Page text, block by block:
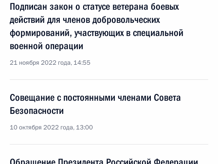
Подписан закон о статусе ветерана боевых
действий для членов добровольческих
формирований, участвующих в специальной
военной операции
21 ноября 2022 года, 14:55
Cовещание с постоянными членами Совета
Безопасности
10 октября 2022 года, 13:00